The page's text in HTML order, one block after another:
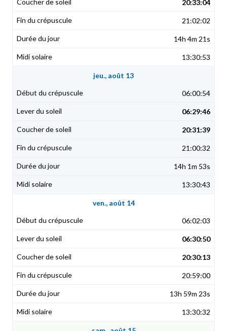
20:33:04
21:02:02
14h 4m 21s
13:30:53
jeu., août 13
06:00:54
06:29:46
20:31:39
21:00:32
14h 1m 53s
13:30:43
ven., août 14
06:02:03
06:30:50
20:30:13
20:59:00
13h 59m 23s
13:30:32